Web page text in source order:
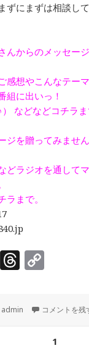
ずにまずは相談し
んからのメッセー
感想やこんなテー
組に出いっ！
） などなどコチラ
ジを贈ってみませ
どラジオを通して
ラまで。
Li T
e y
Li
作
admin 「中央区立
コメントを残
1